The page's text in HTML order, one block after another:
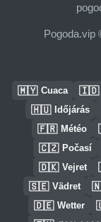
Pogoda.vip
🇲🇾 Cuaca 🇮🇩
🇭🇺 Időjárás
🇫🇷 Météo
🇨🇿 Počasí
🇩🇰 Vejret
🇸🇪 Vädret
🇩🇪 Wetter